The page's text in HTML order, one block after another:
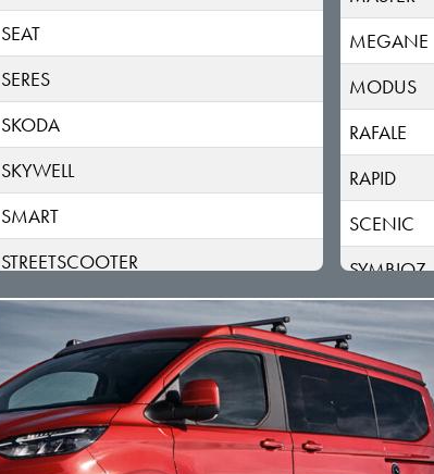
SEAT
SERES
SKODA
SKYWELL
SMART
STREETSCOOTER
SUBARU
SUZUKI
TESLA
TOGG
MEGANE
MODUS
RAFALE
RAPID
SCENIC
SYMBIOZ
TALISMAN
THALIA
TRAFIC
TWINGO